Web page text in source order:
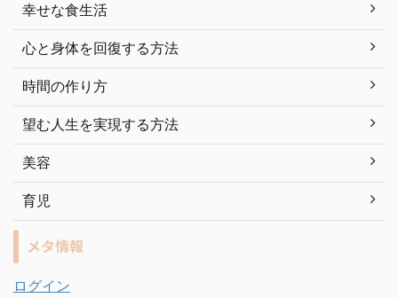
幸せな食生活
心と身体を回復する方法
時間の作り方
望む人生を実現する方法
美容
育児
メタ情報
ログイン